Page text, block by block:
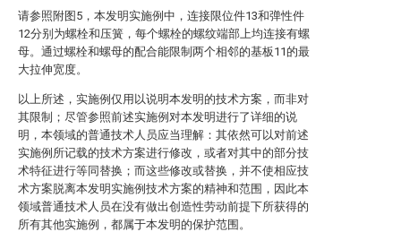
请参照附图5，本发明实施例中，连接限位件13和弹性件
12分别为螺栓和压簧，每个螺栓的螺纹端部上均连接有螺
母。通过螺栓和螺母的配合能限制两个相邻的基板11的最
大拉伸宽度。
以上所述，实施例仅用以说明本发明的技术方案，而非对
其限制；尽管参照前述实施例对本发明进行了详细的说
明，本领域的普通技术人员应当理解：其依然可以对前述
实施例所记载的技术方案进行修改，或者对其中的部分技
术特征进行等同替换；而这些修改或替换，并不使相应技
术方案脱离本发明实施例技术方案的精神和范围，因此本
领域普通技术人员在没有做出创造性劳动前提下所获得的
所有其他实施例，都属于本发明的保护范围。